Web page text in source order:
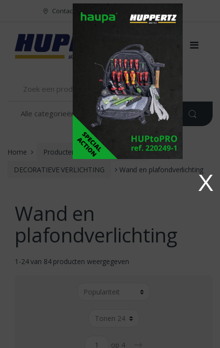
X
Contact
Home Producten
VERLICHTING
DECORATIEVE VERLICHTING
Wand en plafondverlichting
Wand en
plafondverlichting
1-24 van 84 producten weergegeven
op 4